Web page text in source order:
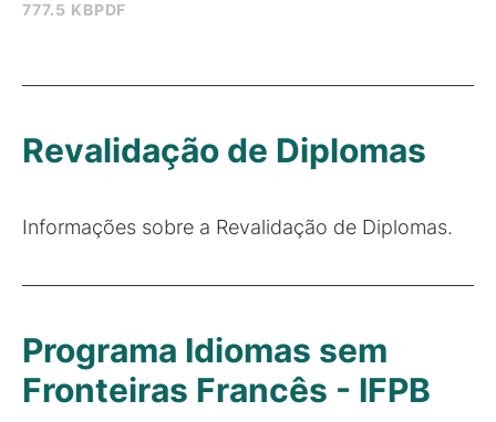
777.5 KBPDF
Revalidação de Diplomas
Informações sobre a Revalidação de Diplomas.
Programa Idiomas sem
Fronteiras Francês - IFPB